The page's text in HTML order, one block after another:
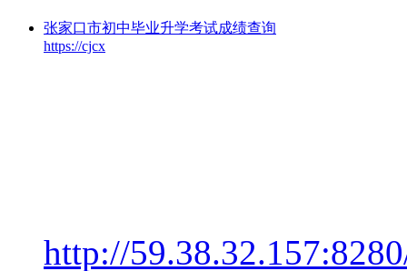
张家口市初中毕业升学考试成绩查询
https://cjcx
http://